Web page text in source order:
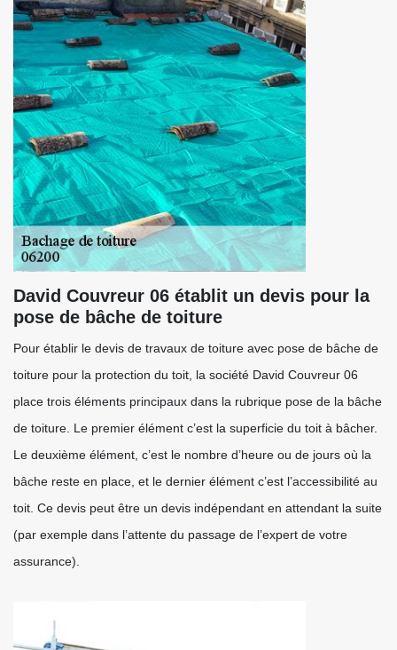
David Couvreur 06 établit un devis pour la
pose de bâche de toiture
Pour établir le devis de travaux de toiture avec pose de bâche de
toiture pour la protection du toit, la société David Couvreur 06
place trois éléments principaux dans la rubrique pose de la bâche
de toiture. Le premier élément c’est la superficie du toit à bâcher.
Le deuxième élément, c’est le nombre d’heure ou de jours où la
bâche reste en place, et le dernier élément c’est l’accessibilité au
toit. Ce devis peut être un devis indépendant en attendant la suite
(par exemple dans l’attente du passage de l’expert de votre
assurance).